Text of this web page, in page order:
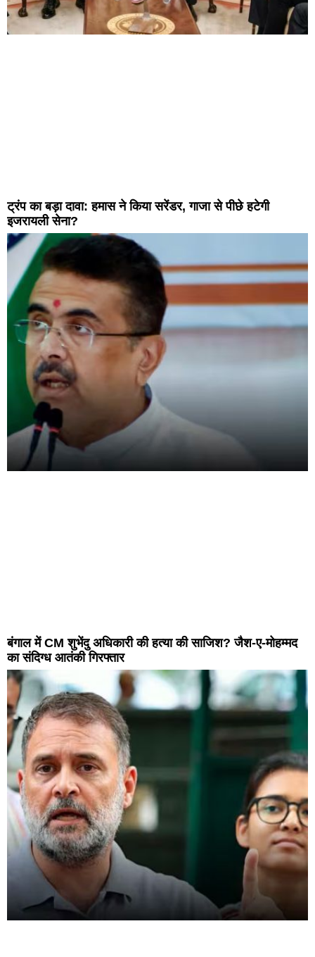
ट्रंप का बड़ा दावा: हमास ने किया सरेंडर, गाजा से पीछे हटेगी
इजरायली सेना?
बंगाल में CM शुभेंदु अधिकारी की हत्या की साजिश? जैश-ए-मोहम्मद
का संदिग्ध आतंकी गिरफ्तार